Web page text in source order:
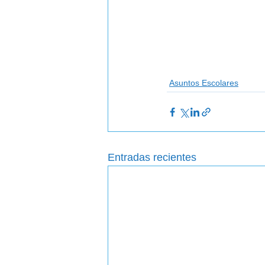
Asuntos Escolares
Entradas recientes